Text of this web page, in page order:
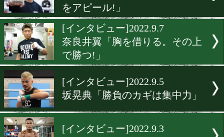
2度目のタイトル挑戦! 千葉
[インタビュー]2022.9.13
千葉開「迷わず全力でぶつ
る」
[インタビュー]2022.9.8